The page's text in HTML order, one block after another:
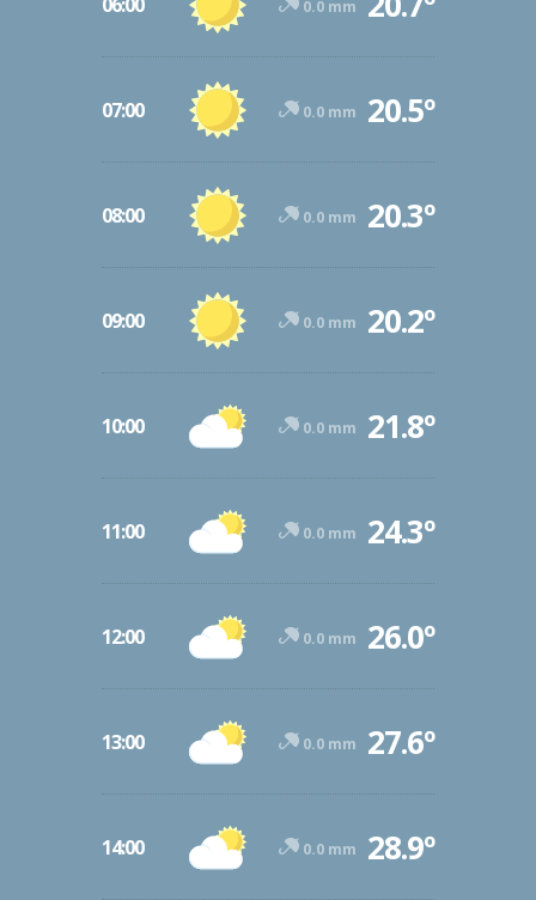
0.0 mm
07:00 0.0 mm 20.5º
08:00 0.0 mm 20.3º
09:00 0.0 mm 20.2º
10:00 0.0 mm 21.8º
11:00 0.0 mm 24.3º
12:00 0.0 mm 26.0º
13:00 0.0 mm 27.6º
14:00 0.0 mm 28.9º